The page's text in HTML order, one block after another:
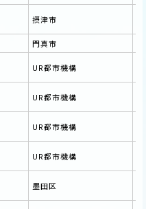
摂津市
門真市
UR都市機構
UR都市機構
UR都市機構
UR都市機構
墨田区